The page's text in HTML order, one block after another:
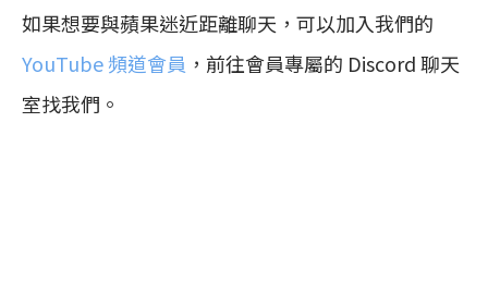
如果想要與蘋果迷近距離聊天，可以加入我們的
YouTube 頻道會員 ，前往會員專屬的 Discord 聊天
室找我們。